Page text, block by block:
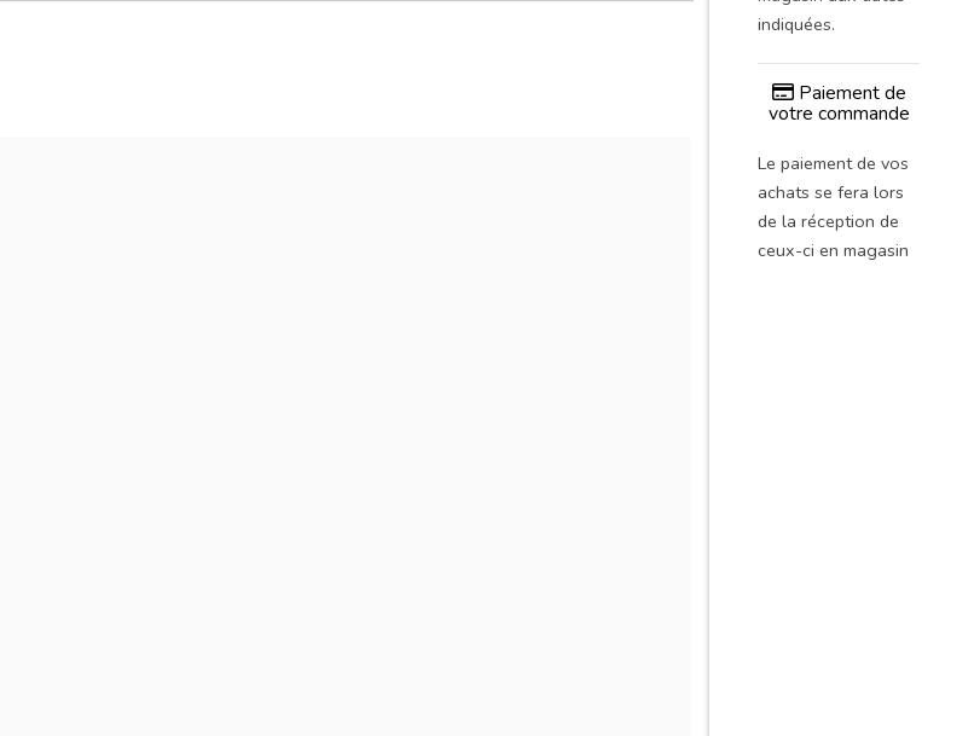
indiquées.
Paiement de
votre commande
Le paiement de vos
achats se fera lors
de la réception de
ceux-ci en magasin